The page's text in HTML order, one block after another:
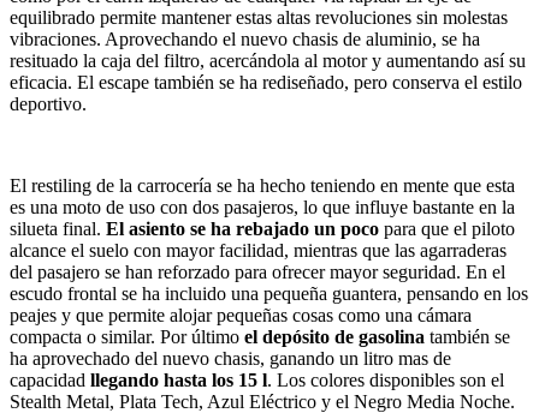
equilibrado permite mantener estas altas revoluciones sin molestas
vibraciones. Aprovechando el nuevo chasis de aluminio, se ha
resituado la caja del filtro, acercándola al motor y aumentando así su
eficacia. El escape también se ha rediseñado, pero conserva el estilo
deportivo.
El restiling de la carrocería se ha hecho teniendo en mente que esta
es una moto de uso con dos pasajeros, lo que influye bastante en la
silueta final. El asiento se ha rebajado un poco para que el piloto
alcance el suelo con mayor facilidad, mientras que las agarraderas
del pasajero se han reforzado para ofrecer mayor seguridad. En el
escudo frontal se ha incluido una pequeña guantera, pensando en los
peajes y que permite alojar pequeñas cosas como una cámara
compacta o similar. Por último el depósito de gasolina también se
ha aprovechado del nuevo chasis, ganando un litro mas de
capacidad llegando hasta los 15 l. Los colores disponibles son el
Stealth Metal, Plata Tech, Azul Eléctrico y el Negro Media Noche.